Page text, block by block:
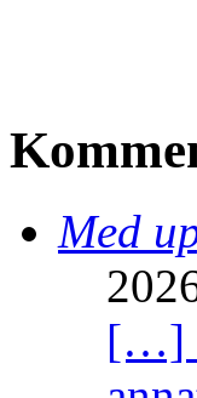
Med
[…]